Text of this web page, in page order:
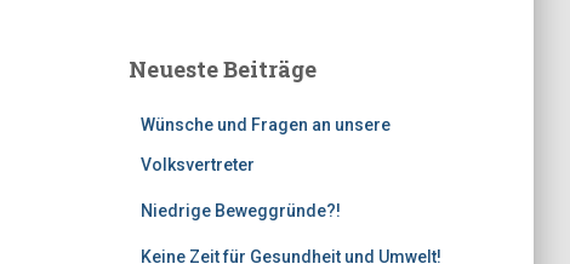
e
Neueste Beiträge
Wünsche und Fragen an unsere
Volksvertreter
Niedrige Beweggründe?!
Keine Zeit für Gesundheit und Umwelt!